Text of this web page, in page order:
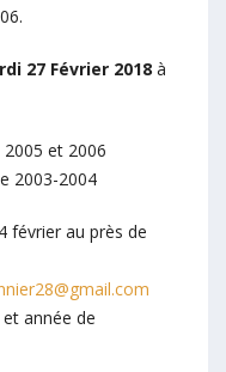
27 Février 2018 à
et 2006
2003-2004
février au près de
année de